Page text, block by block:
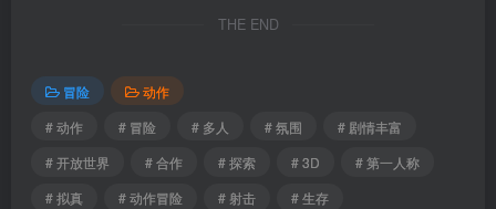
THE END
冒险
动作
# 动作
# 冒险 # 多人 # 氛围
# 剧情丰富
# 开放世界
# 合作 # 探索 # 3D
# 第一人称
# 拟真
# 动作冒险 # 射击
# 生存